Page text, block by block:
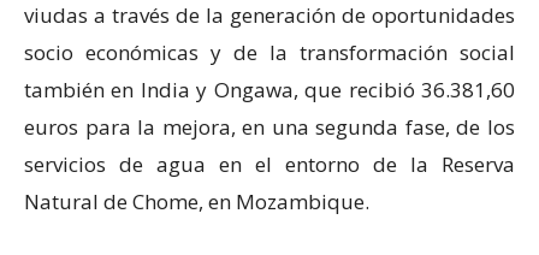
viudas a través de la generación de oportunidades
socio económicas y de la transformación social
también en India y Ongawa, que recibió 36.381,60
euros para la mejora, en una segunda fase, de los
servicios de agua en el entorno de la Reserva
Natural de Chome, en Mozambique.